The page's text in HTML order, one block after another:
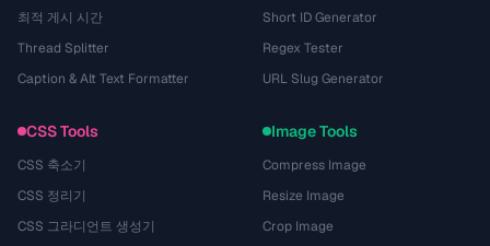
최적 게시 시간
Thread Splitter
Caption & Alt Text Formatter
Short ID Generator
Regex Tester
URL Slug Generator
CSS Tools
CSS 축소기
CSS 정리기
CSS 그라디언트 생성기
Image Tools
Compress Image
Resize Image
Crop Image